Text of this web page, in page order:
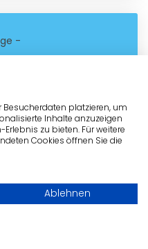
-
Besucherdaten platzieren, um
Inhalte anzuzeigen
zu bieten. Für weitere
Cookies öffnen Sie die
Ablehnen